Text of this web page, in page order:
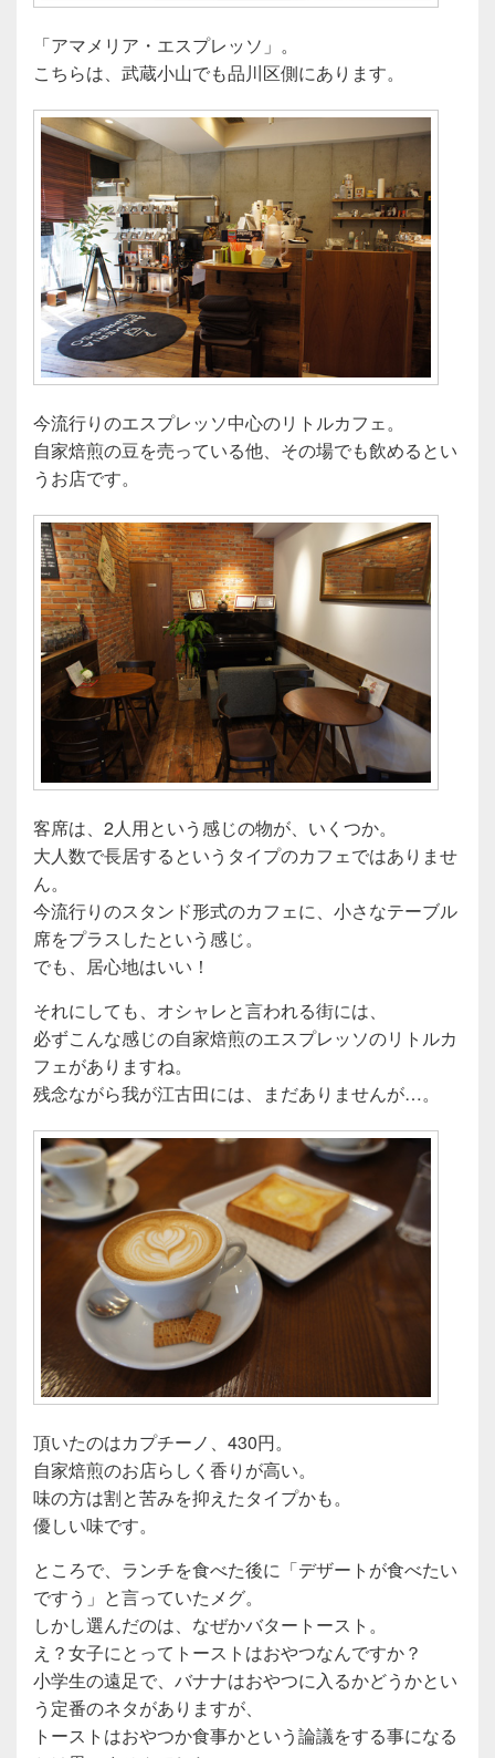
「アマメリア・エスプレッソ」。
こちらは、武蔵小山でも品川区側にあります。
今流行りのエスプレッソ中心のリトルカフェ。
自家焙煎の豆を売っている他、その場でも飲めるとい
うお店です。
客席は、2人用という感じの物が、いくつか。
大人数で長居するというタイプのカフェではありませ
ん。
今流行りのスタンド形式のカフェに、小さなテーブル
席をプラスしたという感じ。
でも、居心地はいい！
それにしても、オシャレと言われる街には、
必ずこんな感じの自家焙煎のエスプレッソのリトルカ
フェがありますね。
残念ながら我が江古田には、まだありませんが…。
頂いたのはカプチーノ、430円。
自家焙煎のお店らしく香りが高い。
味の方は割と苦みを抑えたタイプかも。
優しい味です。
ところで、ランチを食べた後に「デザートが食べたい
ですう」と言っていたメグ。
しかし選んだのは、なぜかバタートースト。
え？女子にとってトーストはおやつなんですか？
小学生の遠足で、バナナはおやつに入るかどうかとい
う定番のネタがありますが、
トーストはおやつか食事かという論議をする事になる